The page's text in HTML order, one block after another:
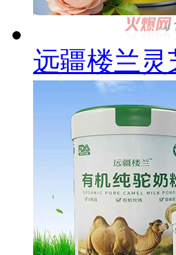
远疆楼兰